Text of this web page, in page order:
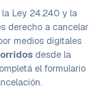
Ley 24.240 y la
derecho a cancelar
medios digitales
desde la
el formulario